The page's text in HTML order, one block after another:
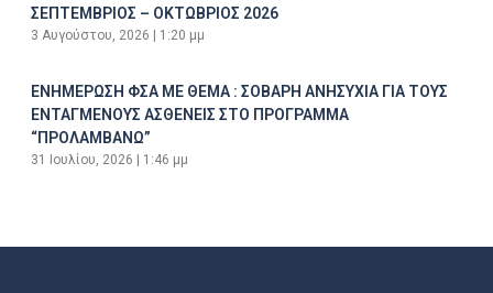
ΣΕΠΤΕΜΒΡΙΟΣ – ΟΚΤΩΒΡΙΟΣ 2026
3 Αυγούστου, 2026 1:20 μμ
ΕΝΗΜΕΡΩΣΗ ΦΣΑ ΜΕ ΘΕΜΑ : ΣΟΒΑΡΗ ΑΝΗΣΥΧΙΑ ΓΙΑ ΤΟΥΣ
ΕΝΤΑΓΜΕΝΟΥΣ ΑΣΘΕΝΕΙΣ ΣΤΟ ΠΡΟΓΡΑΜΜΑ
“ΠΡΟΛΑΜΒΑΝΩ”
31 Ιουλίου, 2026 1:46 μμ